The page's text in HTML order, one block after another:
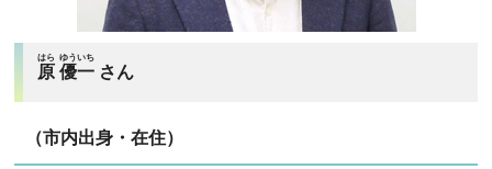
原
はら
優一
ゆういち
さん
（市内出身・在住）